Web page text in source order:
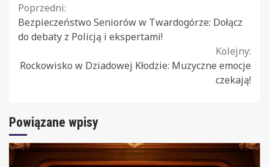
Continue
Reading
Poprzedni:
Bezpieczeństwo Seniorów w Twardogórze: Dołącz
do debaty z Policją i ekspertami!
Kolejny:
Rockowisko w Dziadowej Kłodzie: Muzyczne emocje
czekają!
Powiązane wpisy